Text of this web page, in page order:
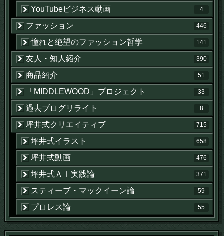
YouTubeビジネス動画 4
ファッション 446
憧れと絶望のファッション哲学 141
友人・知人紹介 390
商品紹介 51
「MIDDLEWOOD」プロジェクト 33
過去ブログリライト 8
坪井式クリエイティブ 715
坪井式イラスト 658
坪井式動画 476
坪井式ＡＩ実践論 371
スティーブ・マックイーン論 59
プロレス論 55